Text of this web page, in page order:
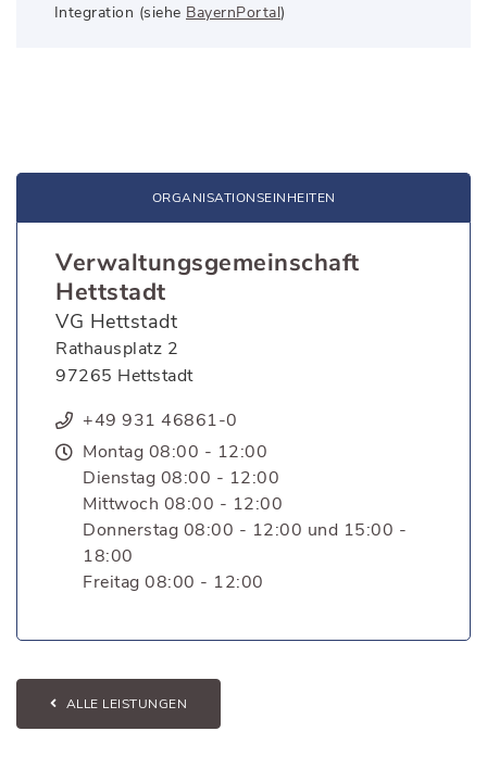
Integration (siehe BayernPortal)
ORGANISATIONS­EINHEITEN
Verwaltungsgemeinschaft
Hettstadt
VG Hettstadt
Rathausplatz 2
97265 Hettstadt
+49 931 46861-0
Montag 08:00 - 12:00
Dienstag 08:00 - 12:00
Mittwoch 08:00 - 12:00
Donnerstag 08:00 - 12:00 und 15:00 -
18:00
Freitag 08:00 - 12:00
ALLE LEISTUNGEN